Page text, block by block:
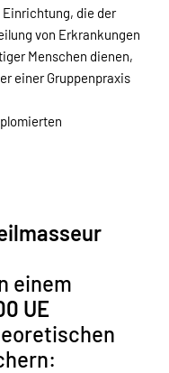
die der
von Erkrankungen
Menschen dienen,
einer Gruppenpraxis
einem
UE